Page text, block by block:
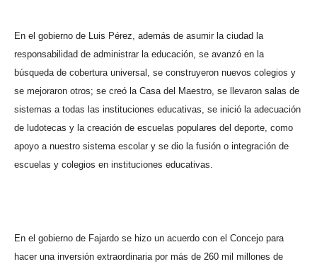
En el gobierno de Luis Pérez, además de asumir la ciudad la
responsabilidad de administrar la educación, se avanzó en la
búsqueda de cobertura universal, se construyeron nuevos colegios y
se mejoraron otros; se creó la Casa del Maestro, se llevaron salas de
sistemas a todas las instituciones educativas, se inició la adecuación
de ludotecas y la creación de escuelas populares del deporte, como
apoyo a nuestro sistema escolar y se dio la fusión o integración de
escuelas y colegios en instituciones educativas.
En el gobierno de Fajardo se hizo un acuerdo con el Concejo para
hacer una inversión extraordinaria por más de 260 mil millones de